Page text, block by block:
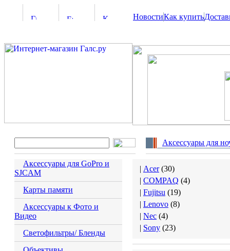
НовостиКак купить
Аксессуары для
Аксессуары для GoPro и
SJCAM
Карты памяти
Аксессуары к Фото и
Видео
Светофильтры/ Бленды
| Acer (30)
| COMPAQ (4)
| Fujitsu (19)
| Lenovo (8)
| Nec (4)
| Sony (23)